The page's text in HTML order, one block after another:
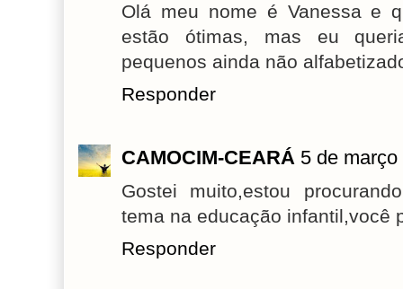
Olá meu nome é Vanessa e
estão ótimas, mas eu
pequenos ainda não
Responder
CAMOCIM-CEARÁ 5 de
Gostei muito,estou
tema na educação infantil,você
Responder